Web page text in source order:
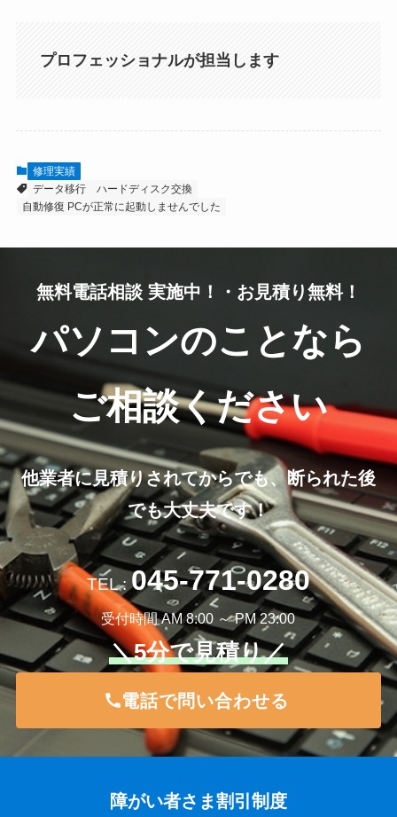
プロフェッショナルが担当します
修理実績
データ移行
ハードディスク交換
自動修復 PCが正常に起動しませんでした
無料電話相談 実施中！・お見積り無料！
パソコンのことなら
ご相談ください
他業者に見積りされてからでも、断られた後
でも大丈夫です！
TEL :045-771-0280
受付時間 AM 8:00 ～ PM 23:00
＼5分で見積り／
電話で問い合わせる
障がい者さま割引制度